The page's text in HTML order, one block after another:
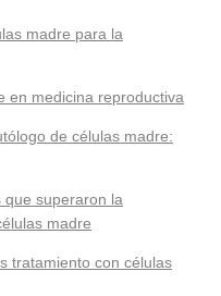
madre para la
en medicina reproductiva
de células madre:
que superaron la
madre
tratamiento con células